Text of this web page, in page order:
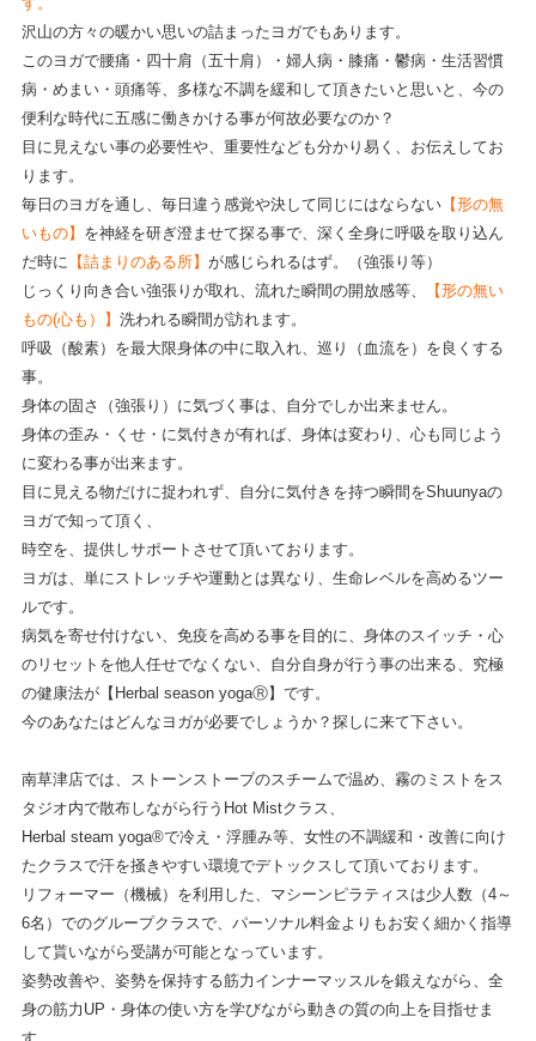
沢山の方々の暖かい思いの詰まったヨガでもあります。
このヨガで腰痛・四十肩（五十肩）・婦人病・膝痛・鬱病・生活習慣
病・めまい・頭痛等、多様な不調を緩和して頂きたいと思いと、今の
便利な時代に五感に働きかける事が何故必要なのか？
目に見えない事の必要性や、重要性なども分かり易く、お伝えしてお
ります。
毎日のヨガを通し、毎日違う感覚や決して同じにはならない【形の無
いもの】 を神経を研ぎ澄ませて探る事で、深く全身に呼吸を取り込ん
だ時に 【詰まりのある所】 が感じられるはず。（強張り等）
じっくり向き合い強張りが取れ、流れた瞬間の開放感等、
【形の無い
もの(心も）】 洗われる瞬間が訪れます。
呼吸（酸素）を最大限身体の中に取入れ、巡り（血流を）を良くする
事。
身体の固さ（強張り）に気づく事は、自分でしか出来ません。
身体の歪み・くせ・に気付きが有れば、身体は変わり、心も同じよう
に変わる事が出来ます。
目に見える物だけに捉われず、自分に気付きを持つ瞬間をShuunyaの
ヨガで知って頂く、
時空を、提供しサポートさせて頂いております。
ヨガは、単にストレッチや運動とは異なり、生命レベルを高めるツー
ルです。
病気を寄せ付けない、免疫を高める事を目的に、身体のスイッチ・心
のリセットを他人任せでなくない、自分自身が行う事の出来る、究極
の健康法が【Herbal season yogaⓇ】です。
今のあなたはどんなヨガが必要でしょうか？探しに来て下さい。
南草津店では、ストーンストーブのスチームで温め、霧のミストをス
タジオ内で散布しながら行うHot Mistクラス、
Herbal steam yoga®で冷え・浮腫み等、女性の不調緩和・改善に向け
たクラスで汗を掻きやすい環境でデトックスして頂いております。
リフォーマー（機械）を利用した、マシーンピラティスは少人数（4～
6名）でのグループクラスで、パーソナル料金よりもお安く細かく指導
して貰いながら受講が可能となっています。
姿勢改善や、姿勢を保持する筋力インナーマッスルを鍛えながら、全
身の筋力UP・身体の使い方を学びながら動きの質の向上を目指せま